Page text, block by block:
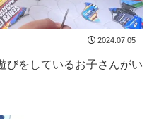
2024.07.05
びをしているお子さんがい